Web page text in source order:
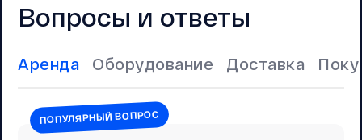
Вопросы и ответы
Аренда Оборудование Доставка
ПОПУЛЯРНЫЙ ВОПРОС